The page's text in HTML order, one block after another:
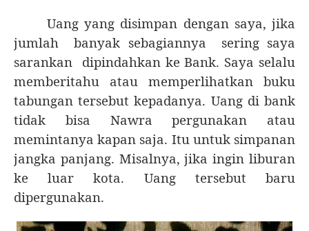
Uang yang disimpan dengan saya, jika
jumlah
banyak sebagiannya
sering saya
sarankan dipindahkan ke Bank. Saya selalu
memberitahu atau memperlihatkan buku
tabungan tersebut kepadanya. Uang di bank
tidak bisa Nawra pergunakan atau
memintanya kapan saja. Itu untuk simpanan
jangka panjang. Misalnya, jika ingin liburan
ke luar kota. Uang tersebut baru
dipergunakan.